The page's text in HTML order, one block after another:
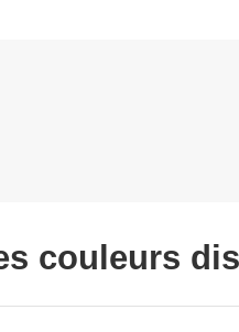
couleurs